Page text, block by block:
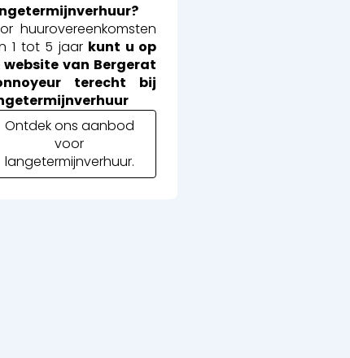
huurovereenkomsten
1 tot 5 jaar kunt u op
website van Bergerat
terecht bij
Ontdek ons aanbod
voor
langetermijnverhuur.